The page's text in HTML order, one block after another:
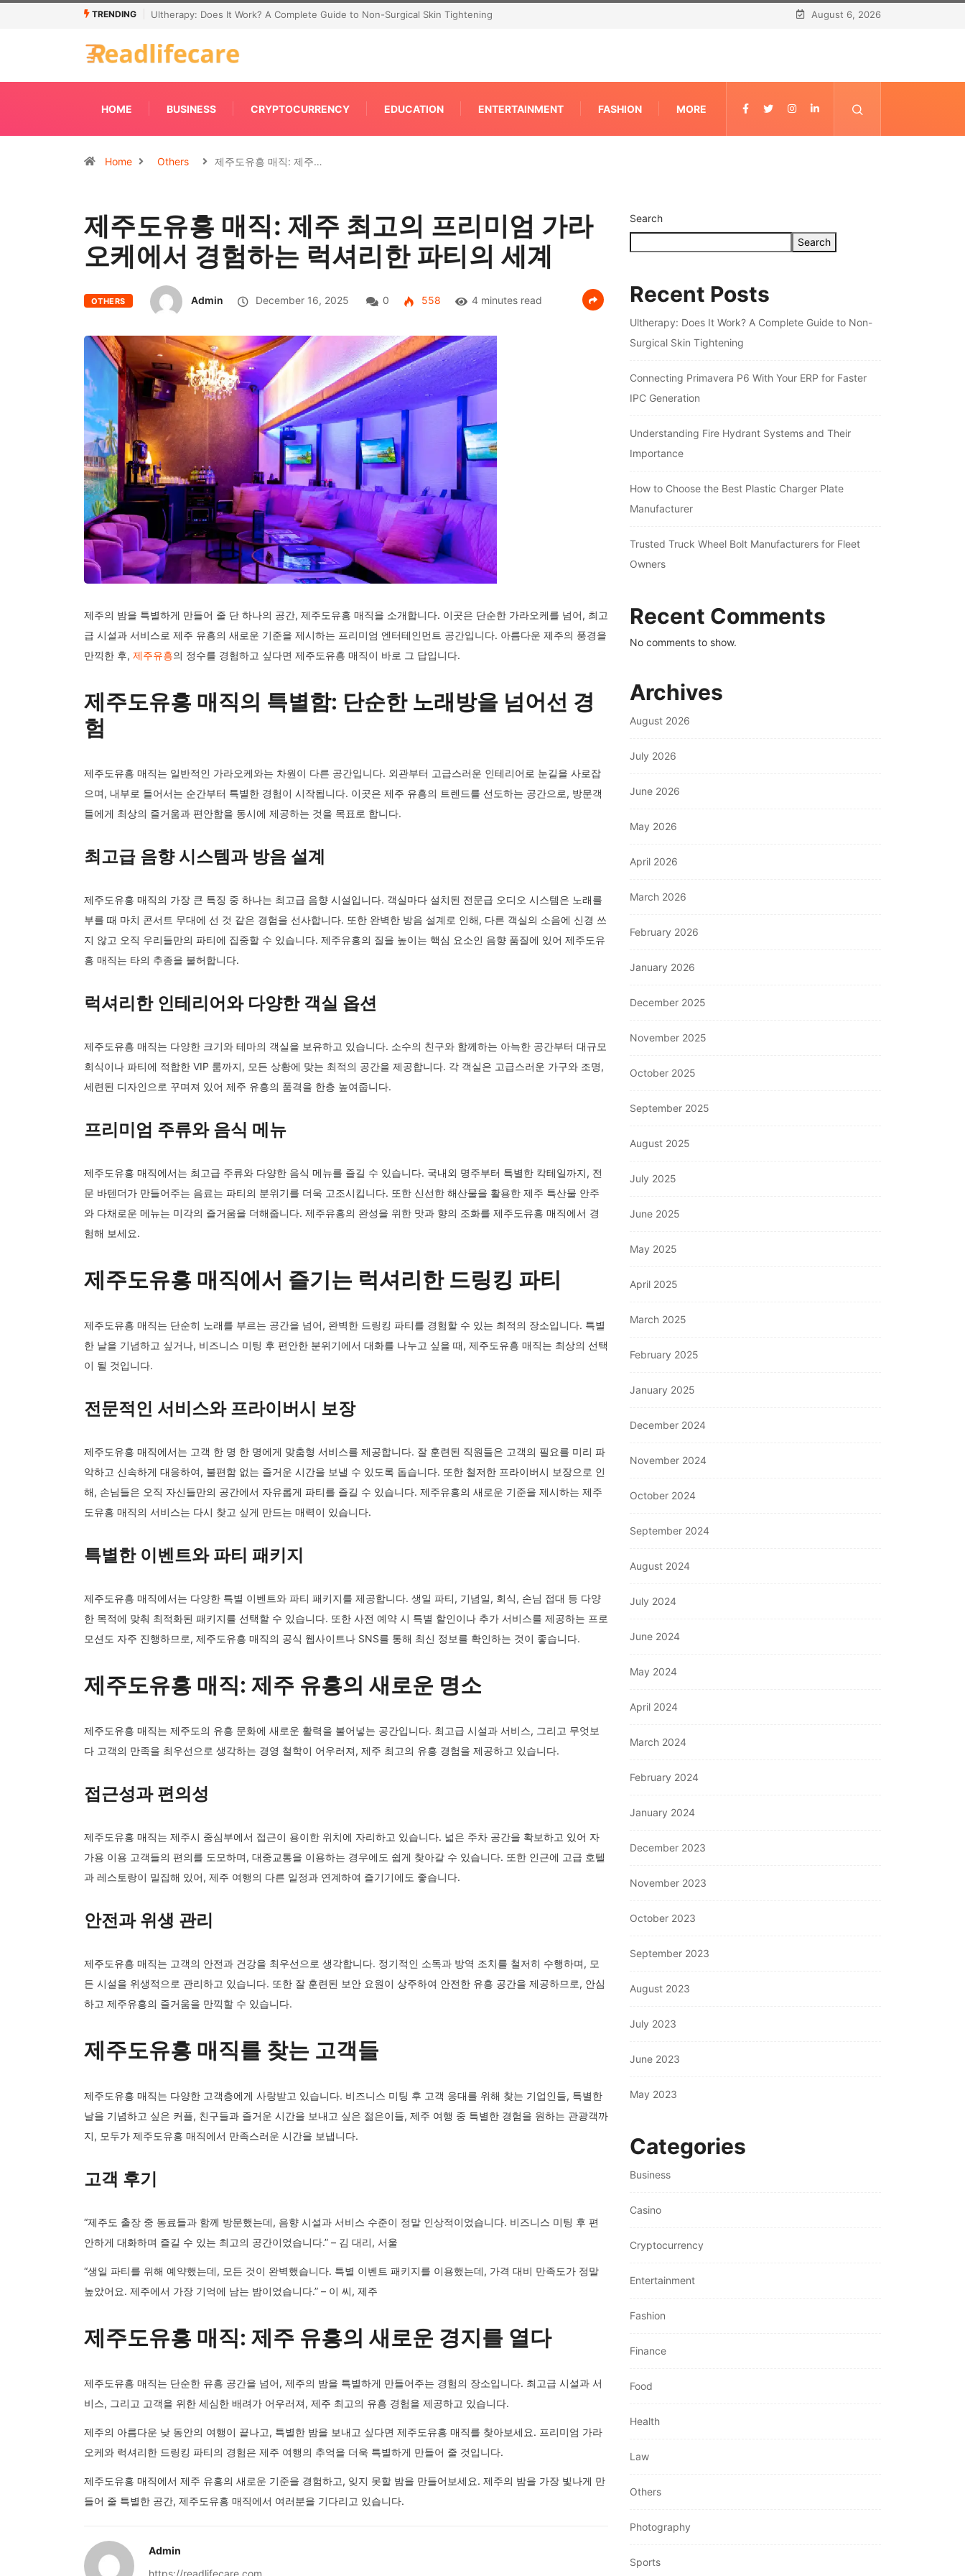
TRENDING Connecting Primavera P6 With Your ERP for Faster IPC Generation August 6, 2026
HOME BUSINESS CRYPTOCURRENCY EDUCATION ENTERTAINMENT FASHION MORE
Home Others 제주도유흥 매직: 제주…
제주도유흥 매직: 제주 최고의 프리미엄 가라
오케에서 경험하는 럭셔리한 파티의 세계
OTHERS Admin December 16, 2025 0 558 4 minutes read
제주의 밤을 특별하게 만들어 줄 단 하나의 공간, 제주도유흥 매직을 소개합니다. 이곳은 단순한 가라오케를 넘어, 최고
급 시설과 서비스로 제주 유흥의 새로운 기준을 제시하는 프리미엄 엔터테인먼트 공간입니다. 아름다운 제주의 풍경을
만끽한 후, 제주유흥의 정수를 경험하고 싶다면 제주도유흥 매직이 바로 그 답입니다.
제주도유흥 매직의 특별함: 단순한 노래방을 넘어선 경
험
제주도유흥 매직는 일반적인 가라오케와는 차원이 다른 공간입니다. 외관부터 고급스러운 인테리어로 눈길을 사로잡
으며, 내부로 들어서는 순간부터 특별한 경험이 시작됩니다. 이곳은 제주 유흥의 트렌드를 선도하는 공간으로, 방문객
들에게 최상의 즐거움과 편안함을 동시에 제공하는 것을 목표로 합니다.
최고급 음향 시스템과 방음 설계
제주도유흥 매직의 가장 큰 특징 중 하나는 최고급 음향 시설입니다. 객실마다 설치된 전문급 오디오 시스템은 노래를
부를 때 마치 콘서트 무대에 선 것 같은 경험을 선사합니다. 또한 완벽한 방음 설계로 인해, 다른 객실의 소음에 신경 쓰
지 않고 오직 우리들만의 파티에 집중할 수 있습니다. 제주유흥의 질을 높이는 핵심 요소인 음향 품질에 있어 제주도유
흥 매직는 타의 추종을 불허합니다.
럭셔리한 인테리어와 다양한 객실 옵션
제주도유흥 매직는 다양한 크기와 테마의 객실을 보유하고 있습니다. 소수의 친구와 함께하는 아늑한 공간부터 대규모
회식이나 파티에 적합한 VIP 룸까지, 모든 상황에 맞는 최적의 공간을 제공합니다. 각 객실은 고급스러운 가구와 조명,
세련된 디자인으로 꾸며져 있어 제주 유흥의 품격을 한층 높여줍니다.
프리미엄 주류와 음식 메뉴
제주도유흥 매직에서는 최고급 주류와 다양한 음식 메뉴를 즐길 수 있습니다. 국내외 명주부터 특별한 칵테일까지, 전
문 바텐더가 만들어주는 음료는 파티의 분위기를 더욱 고조시킵니다. 또한 신선한 해산물을 활용한 제주 특산물 안주
와 다채로운 메뉴는 미각의 즐거움을 더해줍니다. 제주유흥의 완성을 위한 맛과 향의 조화를 제주도유흥 매직에서 경
험해 보세요.
제주도유흥 매직에서 즐기는 럭셔리한 드링킹 파티
제주도유흥 매직는 단순히 노래를 부르는 공간을 넘어, 완벽한 드링킹 파티를 경험할 수 있는 최적의 장소입니다. 특별
한 날을 기념하고 싶거나, 비즈니스 미팅 후 편안한 분위기에서 대화를 나누고 싶을 때, 제주도유흥 매직는 최상의 선택
이 될 것입니다.
전문적인 서비스와 프라이버시 보장
제주도유흥 매직에서는 고객 한 명 한 명에게 맞춤형 서비스를 제공합니다. 잘 훈련된 직원들은 고객의 필요를 미리 파
악하고 신속하게 대응하여, 불편함 없는 즐거운 시간을 보낼 수 있도록 돕습니다. 또한 철저한 프라이버시 보장으로 인
해, 손님들은 오직 자신들만의 공간에서 자유롭게 파티를 즐길 수 있습니다. 제주유흥의 새로운 기준을 제시하는 제주
도유흥 매직의 서비스는 다시 찾고 싶게 만드는 매력이 있습니다.
특별한 이벤트와 파티 패키지
제주도유흥 매직에서는 다양한 특별 이벤트와 파티 패키지를 제공합니다. 생일 파티, 기념일, 회식, 손님 접대 등 다양
한 목적에 맞춰 최적화된 패키지를 선택할 수 있습니다. 또한 사전 예약 시 특별 할인이나 추가 서비스를 제공하는 프로
모션도 자주 진행하므로, 제주도유흥 매직의 공식 웹사이트나 SNS를 통해 최신 정보를 확인하는 것이 좋습니다.
제주도유흥 매직: 제주 유흥의 새로운 명소
제주도유흥 매직는 제주도의 유흥 문화에 새로운 활력을 불어넣는 공간입니다. 최고급 시설과 서비스, 그리고 무엇보
다 고객의 만족을 최우선으로 생각하는 경영 철학이 어우러져, 제주 최고의 유흥 경험을 제공하고 있습니다.
접근성과 편의성
제주도유흥 매직는 제주시 중심부에서 접근이 용이한 위치에 자리하고 있습니다. 넓은 주차 공간을 확보하고 있어 자
가용 이용 고객들의 편의를 도모하며, 대중교통을 이용하는 경우에도 쉽게 찾아갈 수 있습니다. 또한 인근에 고급 호텔
과 레스토랑이 밀집해 있어, 제주 여행의 다른 일정과 연계하여 즐기기에도 좋습니다.
안전과 위생 관리
제주도유흥 매직는 고객의 안전과 건강을 최우선으로 생각합니다. 정기적인 소독과 방역 조치를 철저히 수행하며, 모
든 시설을 위생적으로 관리하고 있습니다. 또한 잘 훈련된 보안 요원이 상주하여 안전한 유흥 공간을 제공하므로, 안심
하고 제주유흥의 즐거움을 만끽할 수 있습니다.
제주도유흥 매직를 찾는 고객들
제주도유흥 매직는 다양한 고객층에게 사랑받고 있습니다. 비즈니스 미팅 후 고객 응대를 위해 찾는 기업인들, 특별한
날을 기념하고 싶은 커플, 친구들과 즐거운 시간을 보내고 싶은 젊은이들, 제주 여행 중 특별한 경험을 원하는 관광객까
지, 모두가 제주도유흥 매직에서 만족스러운 시간을 보냅니다.
고객 후기
“제주도 출장 중 동료들과 함께 방문했는데, 음향 시설과 서비스 수준이 정말 인상적이었습니다. 비즈니스 미팅 후 편
안하게 대화하며 즐길 수 있는 최고의 공간이었습니다.” – 김 대리, 서울
“생일 파티를 위해 예약했는데, 모든 것이 완벽했습니다. 특별 이벤트 패키지를 이용했는데, 가격 대비 만족도가 정말
높았어요. 제주에서 가장 기억에 남는 밤이었습니다.” – 이 씨, 제주
제주도유흥 매직: 제주 유흥의 새로운 경지를 열다
제주도유흥 매직는 단순한 유흥 공간을 넘어, 제주의 밤을 특별하게 만들어주는 경험의 장소입니다. 최고급 시설과 서
비스, 그리고 고객을 위한 세심한 배려가 어우러져, 제주 최고의 유흥 경험을 제공하고 있습니다.
제주의 아름다운 낮 동안의 여행이 끝나고, 특별한 밤을 보내고 싶다면 제주도유흥 매직를 찾아보세요. 프리미엄 가라
오케와 럭셔리한 드링킹 파티의 경험은 제주 여행의 추억을 더욱 특별하게 만들어 줄 것입니다.
제주도유흥 매직에서 제주 유흥의 새로운 기준을 경험하고, 잊지 못할 밤을 만들어보세요. 제주의 밤을 가장 빛나게 만
들어 줄 특별한 공간, 제주도유흥 매직에서 여러분을 기다리고 있습니다.
Admin
https://readlifecare.com
Search
Search
Recent Posts
Ultherapy: Does It Work? A Complete Guide to Non-
Surgical Skin Tightening
Connecting Primavera P6 With Your ERP for Faster
IPC Generation
Understanding Fire Hydrant Systems and Their
Importance
How to Choose the Best Plastic Charger Plate
Manufacturer
Trusted Truck Wheel Bolt Manufacturers for Fleet
Owners
Recent Comments
No comments to show.
Archives
August 2026
July 2026
June 2026
May 2026
April 2026
March 2026
February 2026
January 2026
December 2025
November 2025
October 2025
September 2025
August 2025
July 2025
June 2025
May 2025
April 2025
March 2025
February 2025
January 2025
December 2024
November 2024
October 2024
September 2024
August 2024
July 2024
June 2024
May 2024
April 2024
March 2024
February 2024
January 2024
December 2023
November 2023
October 2023
September 2023
August 2023
July 2023
June 2023
May 2023
Categories
Business
Casino
Cryptocurrency
Entertainment
Fashion
Finance
Food
Health
Law
Others
Photography
Sports